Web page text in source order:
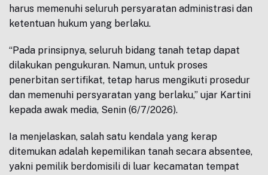
harus memenuhi seluruh persyaratan administrasi dan
ketentuan hukum yang berlaku.
“Pada prinsipnya, seluruh bidang tanah tetap dapat
dilakukan pengukuran. Namun, untuk proses
penerbitan sertifikat, tetap harus mengikuti prosedur
dan memenuhi persyaratan yang berlaku,” ujar Kartini
kepada awak media, Senin (6/7/2026).
Ia menjelaskan, salah satu kendala yang kerap
ditemukan adalah kepemilikan tanah secara absentee,
yakni pemilik berdomisili di luar kecamatan tempat